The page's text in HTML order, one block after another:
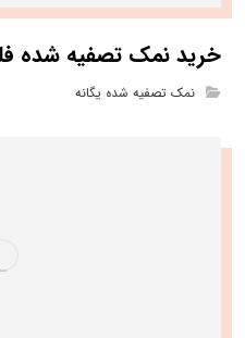
خرید نمک تصفیه شده
نمک تصفیه شده یگانه